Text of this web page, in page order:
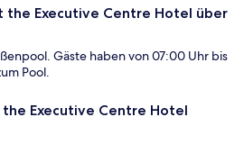
the Executive Centre Hotel über
Gäste haben von 07:00 Uhr bis
Pool.
Executive Centre Hotel